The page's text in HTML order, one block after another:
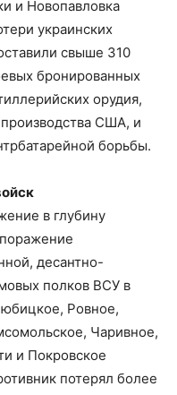
и Новопавловка
украинских
свыше 310
бронированных
орудия,
США, и
борьбы.
в глубину
десантно-
полков ВСУ в
Ровное,
Чаривное,
и Покровское
потерял более